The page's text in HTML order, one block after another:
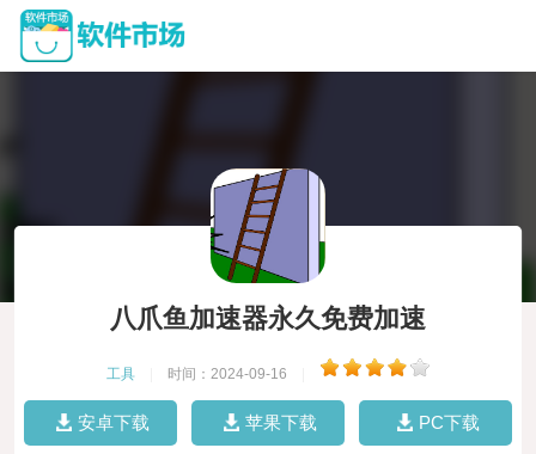
八爪鱼加速器永久免费加速
工具 时间：2024-09-16
安卓下载 苹果下载 PC下载